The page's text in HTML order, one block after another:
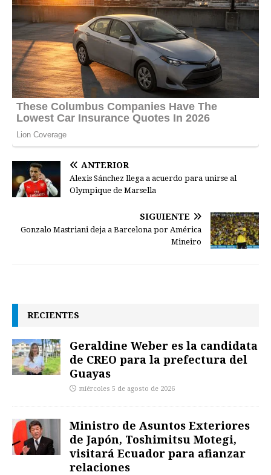
ANTERIOR
Alexis Sánchez llega a acuerdo para unirse al
Olympique de Marsella
SIGUIENTE
Gonzalo Mastriani deja a Barcelona por América
Mineiro
RECIENTES
Geraldine Weber es la candidata
de CREO para la prefectura del
Guayas
miércoles 5 de agosto de 2026
Ministro de Asuntos Exteriores
de Japón, Toshimitsu Motegi,
visitará Ecuador para afianzar
relaciones